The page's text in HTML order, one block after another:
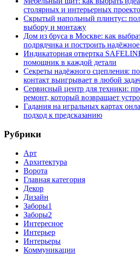
столярных и интерьерных
Скрытый напольный плинтус:
выбору и монтажу
Дом из бруса в Москве: как
подрядчика и построить
Индикаторная отвертка
помощник в каждой детали
Секреты надёжного сцепления:
контакт выигрывает в любой
Сервисный центр для техники:
ремонт, который возвращает
Гадания на игральных картах
подход к предсказанию
Рубрики
Арт
Архитектура
Ворота
Главная категория
Декор
Дизайн
Заборы1
Заборы2
Интересное
Интерьер
Интерьеры
Коммуникации